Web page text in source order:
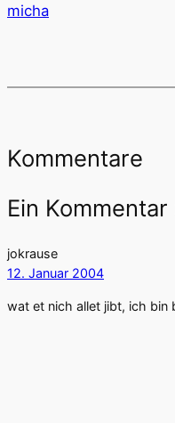
micha
Kommentare
Ein
jokrause
12. Januar 2004
wat et nich allet jibt, ich bin